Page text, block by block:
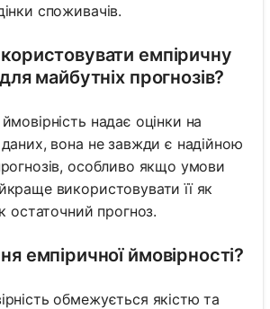
споживачів.
емпіричну
майбутніх прогнозів?
надає оцінки на
вона не завжди є надійною
особливо якщо умови
використовувати її як
остаточний прогноз.
емпіричної ймовірності?
обмежується якістю та